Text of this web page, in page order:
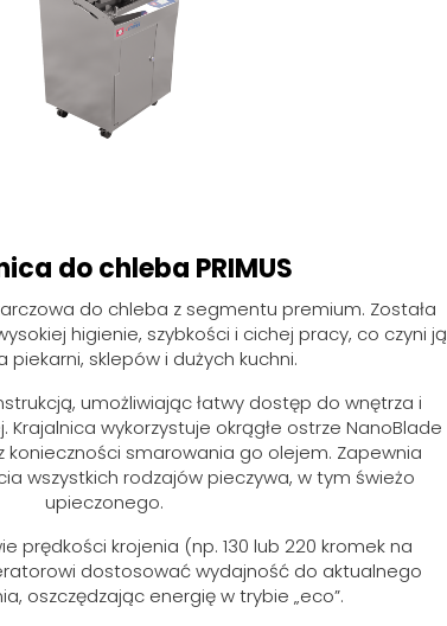
do chleba PRIMUS
tarczowa do chleba z segmentu premium. Została
higienie, szybkości i cichej pracy, co czyni ją
piekarni, sklepów i dużych kuchni.
umożliwiając łatwy dostęp do wnętrza i
wykorzystuje okrągłe ostrze NanoBlade
konieczności smarowania go olejem. Zapewnia
wszystkich rodzajów pieczywa, w tym świeżo
upieczonego.
prędkości krojenia (np. 130 lub 220 kromek na
dostosować wydajność do aktualnego
oszczędzając energię w trybie „eco”.